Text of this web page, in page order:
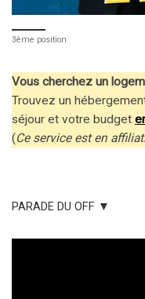
3ème position
Vous cherchez un
Trouvez un
séjour et votre budget
(Ce service est en
PARADE DU OFF ▼